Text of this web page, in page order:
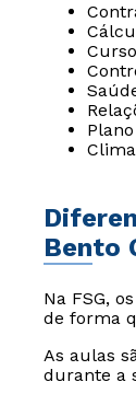
Bento
Na FSG,
de forma
As aulas
durante a